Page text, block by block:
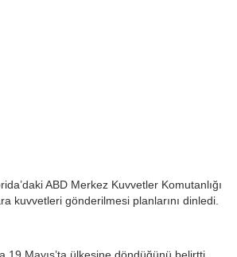
ABD Merkez Kuvvetler Komutanlığı
kuvvetleri gönderilmesi planlarını dinledi.
19 Mayıs’ta ülkesine döndüğünü belirtti.